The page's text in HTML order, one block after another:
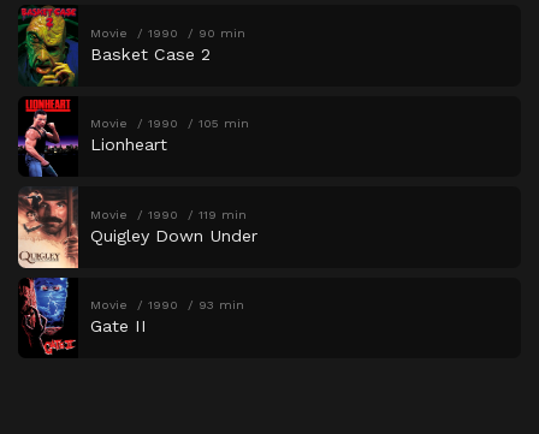
Movie 1990 90 min
Basket Case 2
Movie 1990 105 min
Lionheart
Movie 1990 119 min
Quigley Down Under
Movie 1990 93 min
Gate II